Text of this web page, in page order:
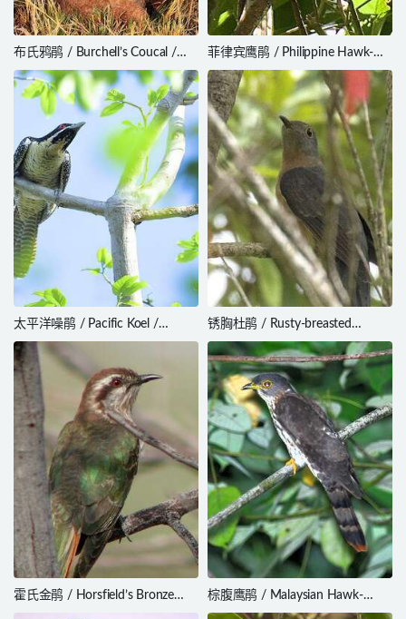
布氏鸦鹃 / Burchell’s Coucal /
Centropus burchellii
菲律宾鹰鹃 / Philippine Hawk-
Cuckoo / Hierococcyx pectoralis
太平洋噪鹃 / Pacific Koel /
Eudynamys orientalis
锈胸杜鹃 / Rusty-breasted
Cuckoo / Cacomantis sepulcralis
霍氏金鹃 / Horsfield’s Bronze
Cuckoo / Chrysococcyx basalis
棕腹鹰鹃 / Malaysian Hawk-
Cuckoo / Hierococcyx fugax